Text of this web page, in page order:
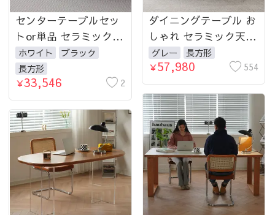
センターテーブルセッ
トor単品 セラミック
ホワイト 白 ブラック
黒 大理石柄 幅120 130
140 160 180cm 洗練さ
れたリビングにピッタ
リの一品
ホワイト
ブラック
長方形
￥33,546 2
ダイニングテーブル お
しゃれ セラミック天板
大理石柄 食卓 4人用 4
人 6人 140cm 160cm
180cm 耐久性 耐熱 食
事テーブル
グレー
長方形
￥57,980 554